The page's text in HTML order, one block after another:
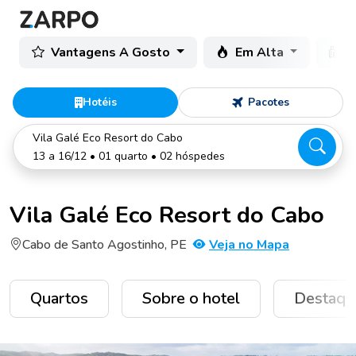
Vantagens A Gosto Em Alta
Hotéis Pacotes
Vila Galé Eco Resort do Cabo
13 a 16/12 • 01 quarto • 02 hóspedes
Vila Galé Eco Resort do Cabo
Cabo de Santo Agostinho, PE Veja no Mapa
Quartos Sobre o hotel